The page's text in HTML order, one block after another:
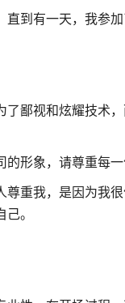
到有一天，我参
了鄙视和炫耀技术
形象，请尊重每一
重我，是因为我
。